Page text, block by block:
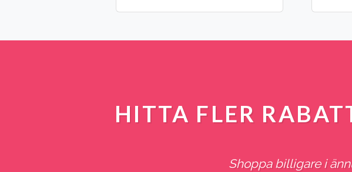
HITTA FLER
Shoppa billigare i